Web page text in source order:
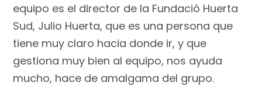
equipo es el director de la Fundació Huerta
Sud, Julio Huerta, que es una persona que
tiene muy claro hacia donde ir, y que
gestiona muy bien al equipo, nos ayuda
mucho, hace de amalgama del grupo.